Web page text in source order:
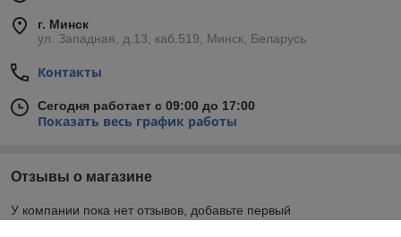
г. Минск
ул. Западная, д.13, каб.519, Минск, Беларусь
Контакты
Сегодня работает с 09:00 до 17:00
Показать весь график работы
Отзывы о магазине
У компании пока нет отзывов, добавьте первый